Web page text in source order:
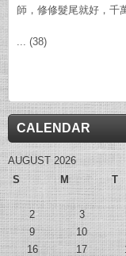
師，修修髮尾就好，千
... (38)
CALENDAR
AUGUST 2026
S
M T
2
3
9
10
16
17